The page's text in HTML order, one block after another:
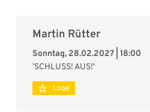
Martin Rütter
Sonntag, 28.02.2027 | 18:00
’SCHLUSS! AUS!'
Loge